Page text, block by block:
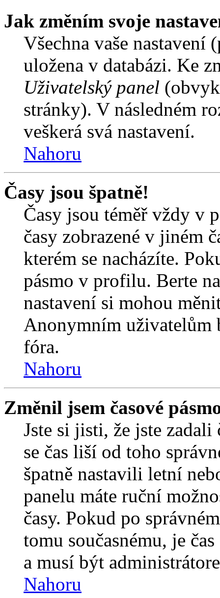
Jak změním svoje
Všechna vaše
uložena v databázi. Ke
Uživatelský panel
stránky). V následném
veškerá svá nastavení.
Nahoru
Časy jsou špatně!
Časy jsou téměř vždy v
časy zobrazené v jiném
kterém se nacházíte.
pásmo v profilu. Berte
nastavení si mohou
Anonymním uživatelům
fóra.
Nahoru
Změnil jsem časové
Jste si jisti, že jste zadali
se čas liší od toho
špatně nastavili letní
panelu máte ruční
časy. Pokud po
tomu současnému, je
a musí být
Nahoru